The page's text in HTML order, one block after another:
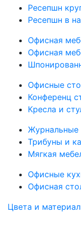
Ресепшн
Ресепшн в
Офисная
Офисная
Офисные
Конференц
Кресла и
Журнальные
Трибуны и
Мягкая
Офисные
Офисная
Цвета и